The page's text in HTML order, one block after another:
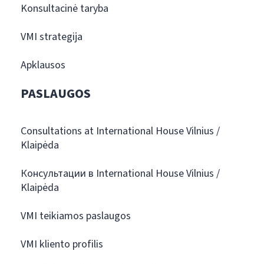
Konsultacinė taryba
VMI strategija
Apklausos
PASLAUGOS
Consultations at International House Vilnius /
Klaipėda
Консультации в International House Vilnius /
Klaipėda
VMI teikiamos paslaugos
VMI kliento profilis